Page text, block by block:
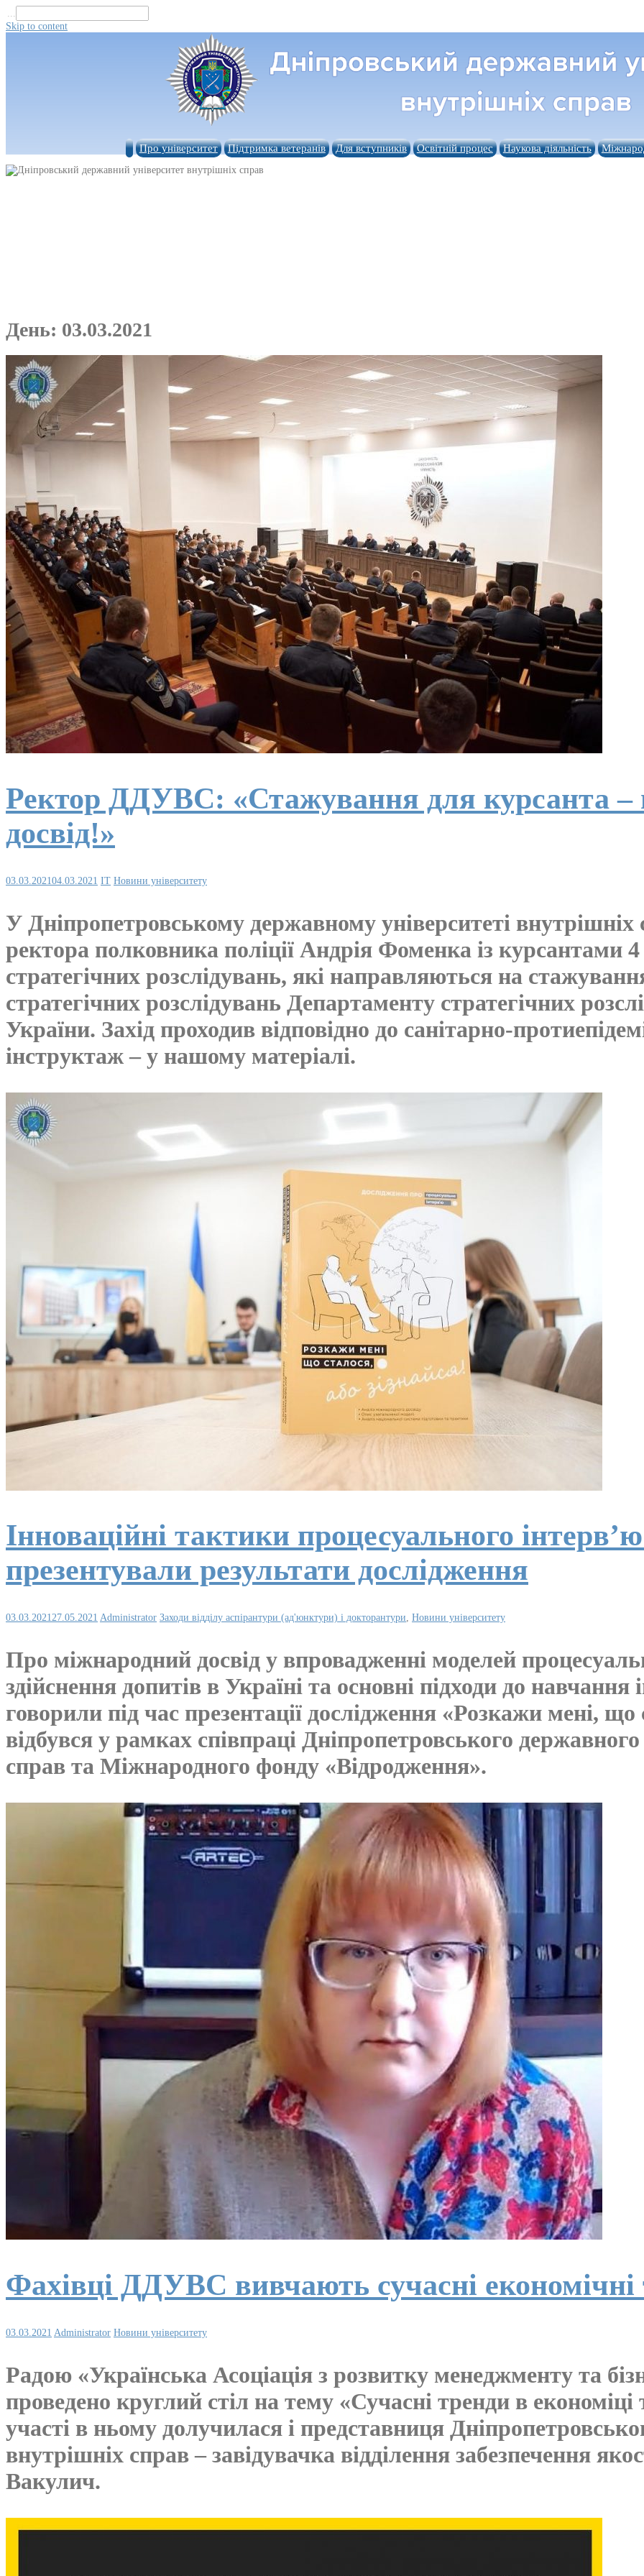
...
Skip to content
Про університет Підтримка ветеранів Для вступників Освітній процес Наукова діяльність
День: 03.03.2021
Ректор ДДУВС: «Стажування для курсанта –
досвід!»
03.03.202104.03.2021 IT Новини університету
У Дніпропетровському державному університеті внутрішніх
ректора полковника поліції Андрія Фоменка із курсантами
стратегічних розслідувань, які направляються на
стратегічних розслідувань Департаменту стратегічних
України. Захід проходив відповідно до санітарно-
інструктаж – у нашому матеріалі.
Інноваційні тактики процесуального
презентували результати дослідження
03.03.202127.05.2021 Administrator Заходи відділу аспірантури (ад'юнктури) і докторантури, Новини університету
Про міжнародний досвід у впровадженні моделей
здійснення допитів в Україні та основні підходи до
говорили під час презентації дослідження «Розкажи мені, що
відбувся у рамках співпраці Дніпропетровського
справ та Міжнародного фонду «Відродження».
Фахівці ДДУВС вивчають сучасні економічні
03.03.2021 Administrator Новини університету
Радою «Українська Асоціація з розвитку менеджменту та
проведено круглий стіл на тему «Сучасні тренди в економіці
участі в ньому долучилася і представниця
внутрішніх справ – завідувачка відділення забезпечення
Вакулич.